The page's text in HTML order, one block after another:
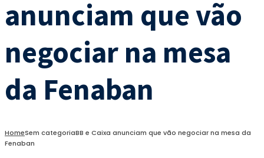
anunciam que vão
negociar na mesa
da Fenaban
HomeSem categoriaBB e Caixa anunciam que vão negociar na mesa da
Fenaban